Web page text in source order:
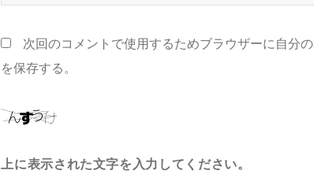
次回のコメントで使用するためブラウザーに自分
を保存する。
上に表示された文字を入力してください。